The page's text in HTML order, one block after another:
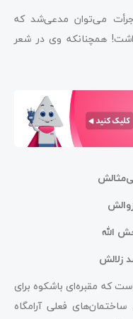
می‌توان مدعی‌شد که
همچنانکه وی در شعر
الله
زلالش
که مقبره‌ای باشکوه برای
فعلی آرامگاه